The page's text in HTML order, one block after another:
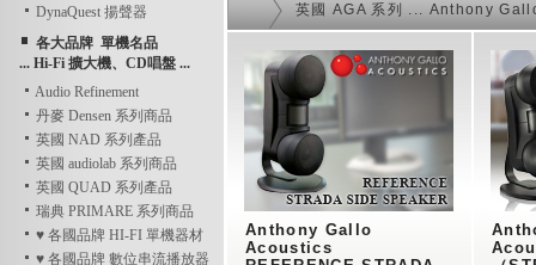
DynaQuest 揚聲器
各大品牌 單機名品
... Hi-Fi 擴大機、CD唱盤 ...
Audio Refinement
丹麥 Densen 系列商品
英國 NAD 系列產品
英國 audiolab 系列商品
英國 QUAD 系列產品
瑞典 PRIMARE 系列商品
♥ 各國品牌 HI-FI 單機器材
♥ 各國品牌 數位串流播放器
英國 AGA 系列 ... Anthony
Anthony Gallo
Acoustics